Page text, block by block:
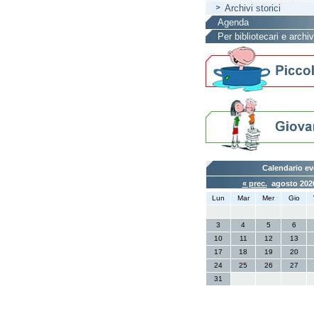
Archivi storici
Agenda
Per bibliotecari e
Calendario
« prec.agosto
Lun Mar Mer Gio
3
4 5 6
10
11 12 13
17
18 19 20
24
25 26 27
31